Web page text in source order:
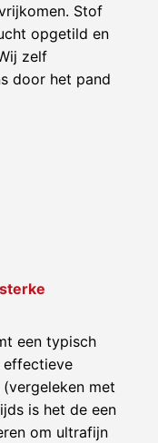
Stof
opgetild en
zelf
door het pand
een typisch
effectieve
met
is het de een
om ultrafijn